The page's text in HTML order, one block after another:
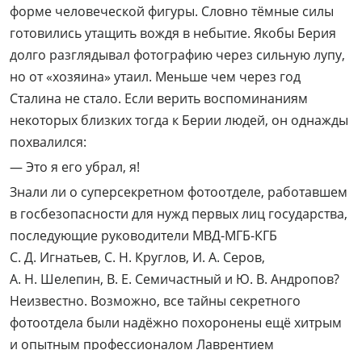
форме человеческой фигуры. Словно тёмные силы
готовились утащить вождя в небытие. Якобы Берия
долго разглядывал фотографию через сильную лупу,
но от «хозяина» утаил. Меньше чем через год
Сталина не стало. Если верить воспоминаниям
некоторых близких тогда к Берии людей, он однажды
похвалился:
— Это я его убрал, я!
Знали ли о суперсекретном фотоотделе, работавшем
в госбезопасности для нужд первых лиц государства,
последующие руководители МВД-МГБ-КГБ
С. Д. Игнатьев, С. Н. Круглов, И. А. Серов,
А. Н. Шелепин, В. Е. Семичастный и Ю. В. Андропов?
Неизвестно. Возможно, все тайны секретного
фотоотдела были надёжно похоронены ещё хитрым
и опытным профессионалом Лаврентием